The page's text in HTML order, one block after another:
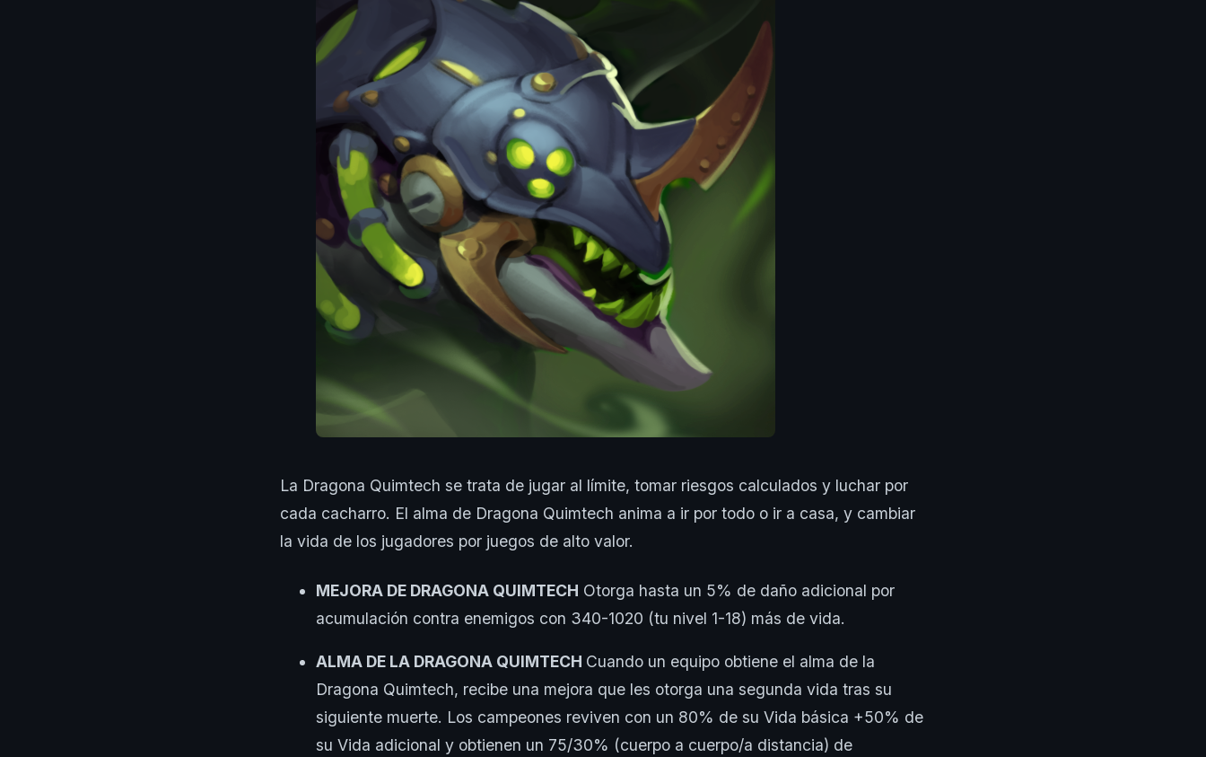
La Dragona Quimtech se trata de jugar al límite, tomar riesgos calculados y luchar por
cada cacharro. El alma de Dragona Quimtech anima a ir por todo o ir a casa, y cambiar
la vida de los jugadores por juegos de alto valor.
MEJORA DE DRAGONA QUIMTECH Otorga hasta un 5% de daño adicional por
acumulación contra enemigos con 340-1020 (tu nivel 1-18) más de vida.
ALMA DE LA DRAGONA QUIMTECH Cuando un equipo obtiene el alma de la
Dragona Quimtech, recibe una mejora que les otorga una segunda vida tras su
siguiente muerte. Los campeones reviven con un 80% de su Vida básica +50% de
su Vida adicional y obtienen un 75/30% (cuerpo a cuerpo/a distancia) de